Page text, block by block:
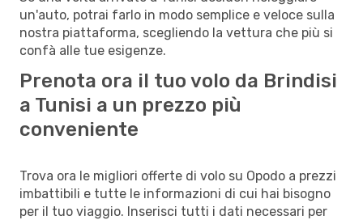
un'auto, potrai farlo in modo semplice e veloce sulla
nostra piattaforma, scegliendo la vettura che più si
confà alle tue esigenze.
Prenota ora il tuo volo da Brindisi
a Tunisi a un prezzo più
conveniente
Trova ora le migliori offerte di volo su Opodo a prezzi
imbattibili e tutte le informazioni di cui hai bisogno
per il tuo viaggio. Inserisci tutti i dati necessari per